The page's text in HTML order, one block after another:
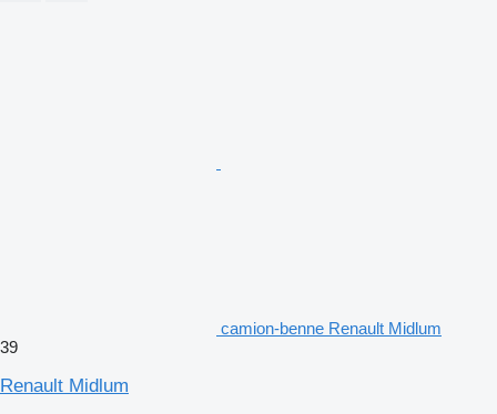
camion-benne Renault Midlum
39
Renault Midlum